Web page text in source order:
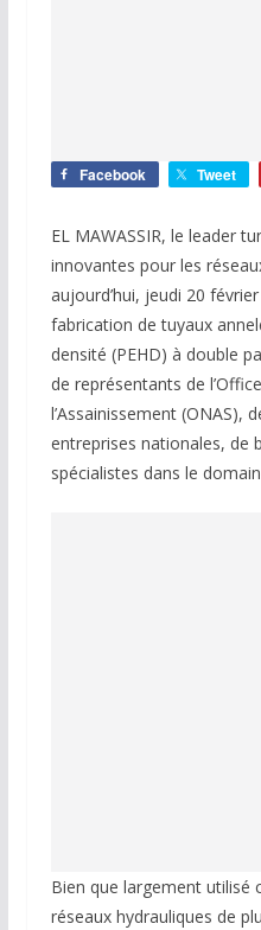
Facebook Tweet
EL MAWASSIR, le leader
innovantes pour les
aujourd’hui, jeudi 20
fabrication de tuyaux
densité (PEHD) à double
de représentants de
l’Assainissement (ONAS),
entreprises nationales, de
spécialistes dans le
Bien que largement utilisé
réseaux hydrauliques de